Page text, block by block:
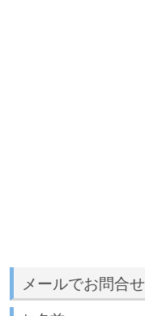
メールでお問合せ